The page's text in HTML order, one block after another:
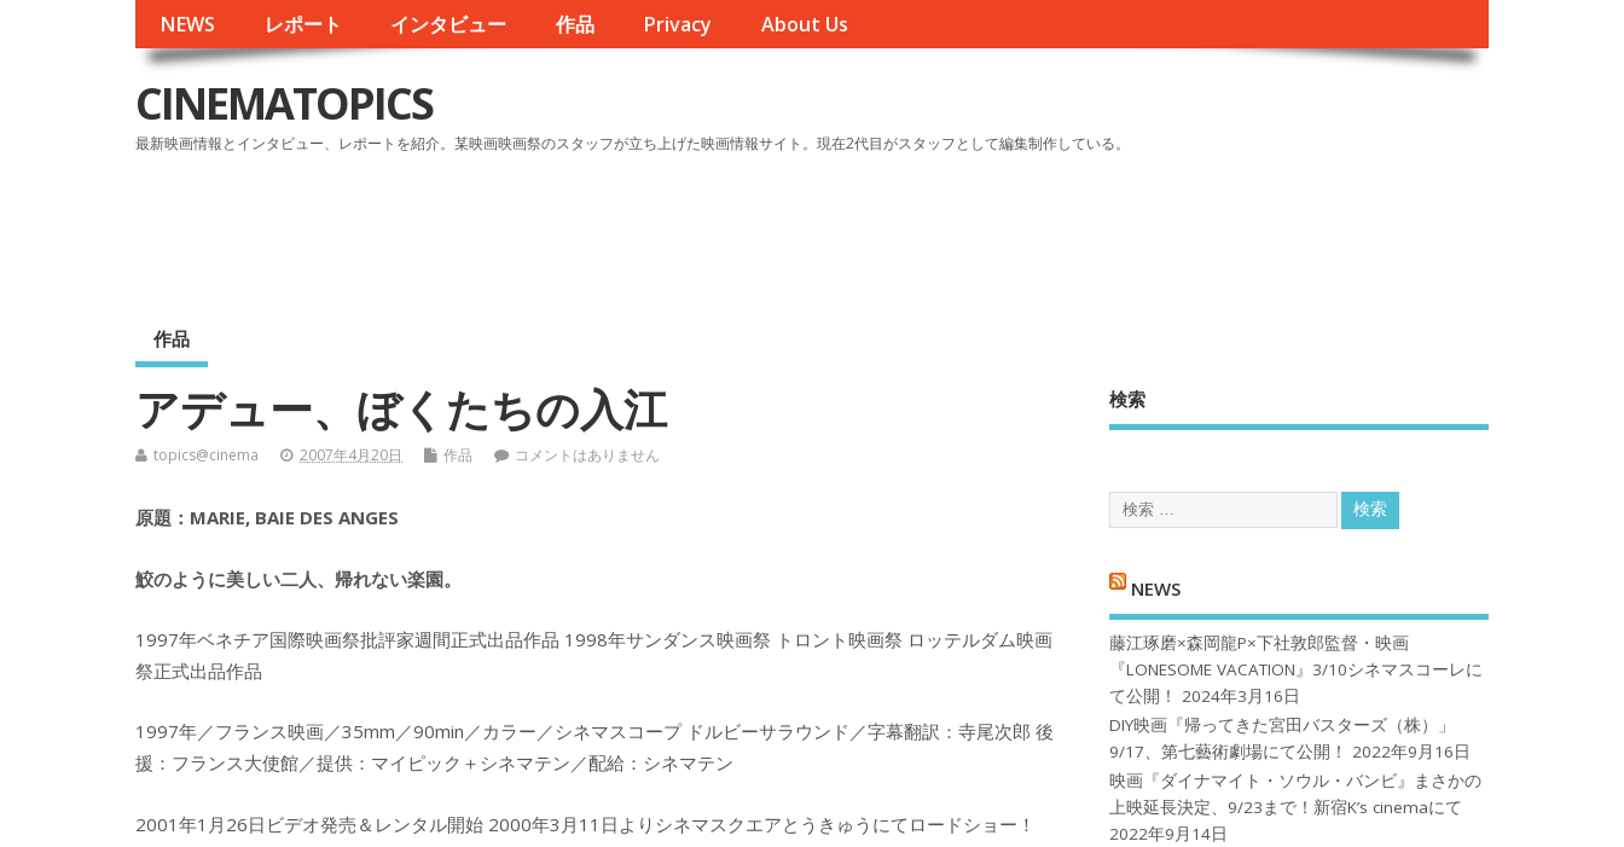
NEWS レポート インタビュー 作品 Privacy About Us
CINEMATOPICS
最新映画情報とインタビュー、レポートを紹介。某映画映画祭のスタッフが立ち上げた映画情報サイト。現在2代目がスタッフとして編集制作している。
作品
アデュー、ぼくたちの入江
topics@cinema 2007年4月20日 作品 コメントはありません
原題：MARIE, BAIE DES ANGES
鮫のように美しい二人、帰れない楽園。
1997年ベネチア国際映画祭批評家週間正式出品作品 1998年サンダンス映画祭 トロント映画祭 ロッテルダム映画
祭正式出品作品
1997年／フランス映画／35mm／90min／カラー／シネマスコープ ドルビーサラウンド／字幕翻訳：寺尾次郎 後
援：フランス大使館／提供：マイピック＋シネマテン／配給：シネマテン
2001年1月26日ビデオ発売＆レンタル開始 2000年3月11日よりシネマスクエアとうきゅうにてロードショー！
検索
NEWS
藤江琢磨×森岡龍P×下社敦郎監督・映画
『LONESOME VACATION』3/10シネマスコーレに
て公開！
2024年3月16日
DIY映画『帰ってきた宮田バスターズ（株）」
9/17、第七藝術劇場にて公開！
2022年9月16日
映画『ダイナマイト・ソウル・バンビ』まさかの
上映延長決定、9/23まで！新宿K’s cinemaにて
2022年9月14日